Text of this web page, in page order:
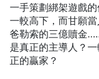
一手策劃綁架遊戲
一較高下，而甘願
爸勒索的三億贖金
是真正的主導人？
正的贏家？